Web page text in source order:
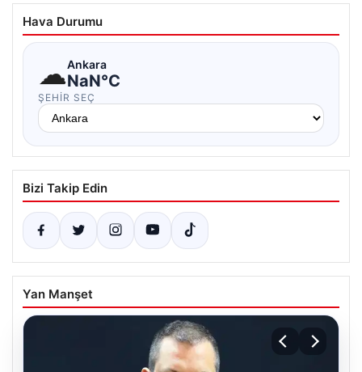
Hava Durumu
☁Ankara
NaN°C
ŞEHIR SEÇ
Bizi Takip Edin
Yan Manşet